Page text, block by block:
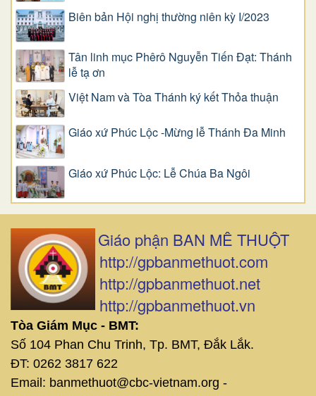
Biên bản Hội nghị thường niên kỳ I/2023
Tân linh mục Phêrô Nguyễn Tiến Đạt: Thánh
lễ tạ ơn
Việt Nam và Tòa Thánh ký kết Thỏa thuận
Giáo xứ Phúc Lộc -Mừng lễ Thánh Đa Minh
Giáo xứ Phúc Lộc: Lễ Chúa Ba Ngôi
Giáo phận BAN MÊ THUỘT
http://gpbanmethuot.com
http://gpbanmethuot.net
http://gpbanmethuot.vn
Tòa Giám Mục - BMT:
Số 104 Phan Chu Trinh, Tp. BMT, Đắk Lắk.
ĐT: 0262 3817 622
Email: banmethuot@cbc-vietnam.org -